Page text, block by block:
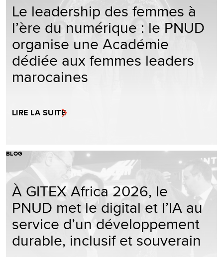
Le leadership des femmes à
l’ère du numérique : le PNUD
organise une Académie
dédiée aux femmes leaders
marocaines
LIRE LA SUITE
BLOG
À GITEX Africa 2026, le
PNUD met le digital et l’IA au
service d’un développement
durable, inclusif et souverain